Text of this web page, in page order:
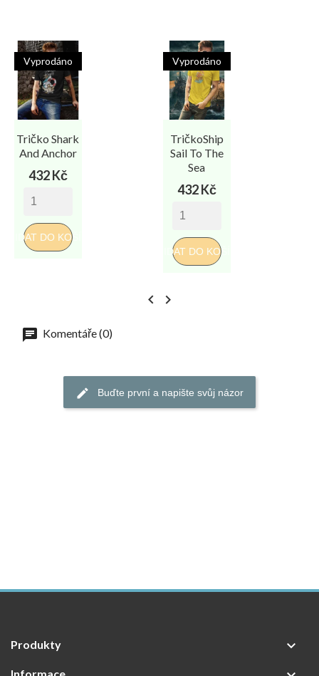
Tričko Shark
And Anchor
Cena
432 Kč
PŘIDAT DO KOŠÍKU
Vyprodáno
TričkoShip
Sail To The
Sea
Cena
432 Kč
PŘIDAT DO KOŠÍKU
Vyprodáno
 
Komentáře (0)
Buďte první a napište svůj názor
Produkty 